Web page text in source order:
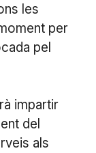
les
per
pel
impartir
del
als